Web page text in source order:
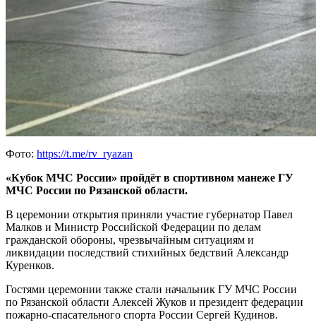
Фото: https://t.me/rv_ryazan
«Кубок МЧС России» пройдёт в спортивном манеже ГУ
МЧС России по Рязанской области.
В церемонии открытия приняли участие губернатор Павел
Малков и Министр Российской Федерации по делам
гражданской обороны, чрезвычайным ситуациям и
ликвидации последствий стихийных бедствий Александр
Куренков.
Гостями церемонии также стали начальник ГУ МЧС России
по Рязанской области Алексей Жуков и президент федерации
пожарно-спасательного спорта России Сергей Кудинов.